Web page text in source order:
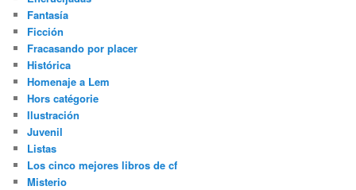
Fantasía
Ficción
Fracasando por placer
Histórica
Homenaje a Lem
Hors catégorie
Ilustración
Juvenil
Listas
Los cinco mejores libros de cf
Misterio